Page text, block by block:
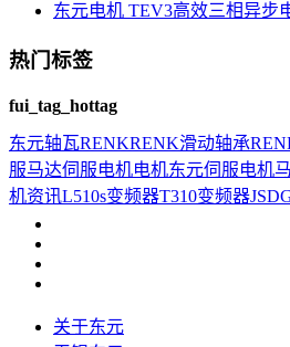
东元电机 TEV3高效三相异步
热门标签
fui_tag_hottag
东元轴瓦RENKRENK滑动轴承
服马达伺服电机电机东元伺服电机
机资讯L510s变频器T310变频器
关于东元